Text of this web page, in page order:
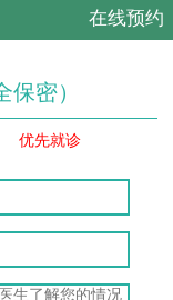
在线预约
保密）
优先就诊